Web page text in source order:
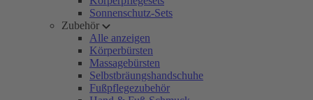
Sonnenschutz-Sets
Zubehör
Alle anzeigen
Körperbürsten
Massagebürsten
Selbstbräungshandschuhe
Fußpflegezubehör